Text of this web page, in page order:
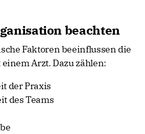
beachten
Faktoren beeinflussen die
Arzt. Dazu zählen:
der Praxis
des Teams